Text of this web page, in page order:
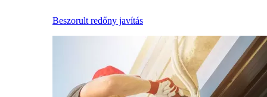
Beszorult redőny javítás